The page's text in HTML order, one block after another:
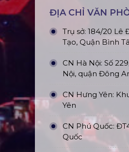
ĐỊA CHỈ VĂN
Trụ sở: 184/20 Lê
Tạo, Quận Bình
CN Hà Nội: Số
Nội, quận Đông
CN Hưng Yên:
Yên
CN Phú Quốc:
Quốc